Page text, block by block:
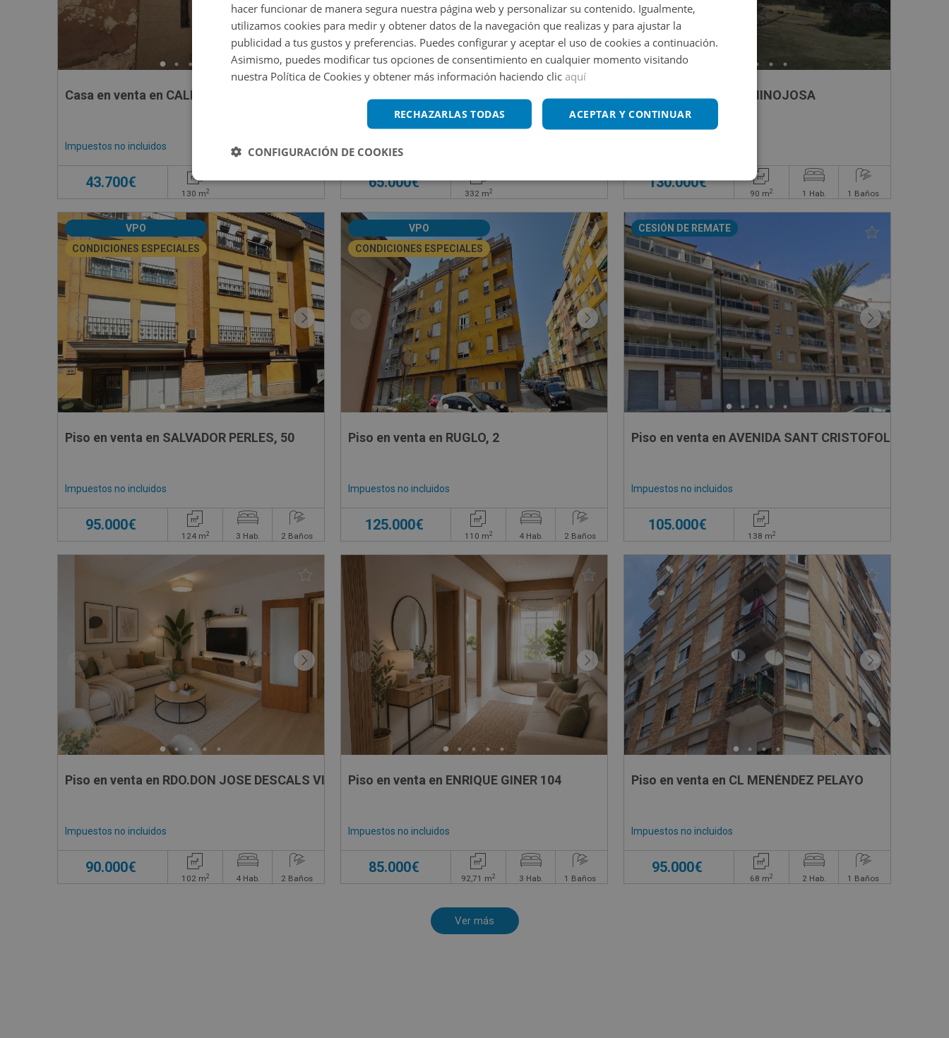
Casa en venta en CALLE HORNO, 5
Impuestos no incluidos
43.700€
130 m2
Chalet en venta en CAMINO CORRAL DEL FERRERET , 147
Impuestos no incluidos
65.000€
332 m2
Casa en venta en CL HINOJOSA
130.000€
90 m2 1 Hab. 1 Baños
VPO
CONDICIONES ESPECIALES
Piso en venta en SALVADOR PERLES, 50
Impuestos no incluidos
95.000€
124 m2 3 Hab. 2 Baños
VPO
CONDICIONES ESPECIALES
Piso en venta en RUGLO, 2
Impuestos no incluidos
125.000€
110 m2 4 Hab. 2 Baños
CESIÓN DE REMATE
Piso en venta en AVENIDA SANT CRISTOFOL, 20
Impuestos no incluidos
105.000€
138 m2
Piso en venta en RDO.DON JOSE DESCALS VILA
Impuestos no incluidos
90.000€
102 m2 4 Hab. 2 Baños
Piso en venta en ENRIQUE GINER 104
Impuestos no incluidos
85.000€
92,71 m2 3 Hab. 1 Baños
Piso en venta en CL MENÉNDEZ PELAYO
Impuestos no incluidos
95.000€
68 m2 2 Hab. 1 Baños
hacer funcionar de manera segura nuestra página web y personalizar su contenido. Igualmente,
utilizamos cookies para medir y obtener datos de la navegación que realizas y para ajustar la
publicidad a tus gustos y preferencias. Puedes configurar y aceptar el uso de cookies a continuación.
Asimismo, puedes modificar tus opciones de consentimiento en cualquier momento visitando
nuestra Política de Cookies y obtener más información haciendo clic aquí
ACEPTAR Y CONTINUAR
RECHAZARLAS TODAS
CONFIGURACIÓN DE COOKIES